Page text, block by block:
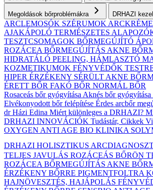
Megoldások bőrproblémákra DRHAZI
ARCLEMOSÓK SZÉRUMOK
AJAKÁPOLÓ TERMÉSZETES
TESZTCSOMAGOK BŐRMEGÚJÍTÓ
ROZÁCEA BŐRMEGÚJÍTÁS AKNE
HIDRATÁLÓ PEELING, HÁMLASZTÓ
KOZMETIKUMOK FÉNYVÉDŐK
HIPER ÉRZÉKENY SÉRÜLT AKNE
ÉRETT BŐR FAKÓ BŐR NORMÁL BŐR
Rosaceás bőr gyógyítása Aknés bőr gyógyítása
Elvékonyodott bőr felépítése Érdes arcbőr
dr Házi Edina Miért különleges a DRHAZI?
DRHAZI INNOVÁCIÓK Tudástár, Cikkek
OXYGEN ANTI AGE BIO KLINIKA
DRHAZI HOLISZTIKUS
TELJES JAVULÁS ROZÁCEÁS BŐRÖN
ROZÁCEA BŐRMEGÚJÍTÁS AKNE
ÉRZÉKENY BŐRRE PIGMENTFOLTRA
HAJNÖVESZTÉS, HAJÁPOLÁS